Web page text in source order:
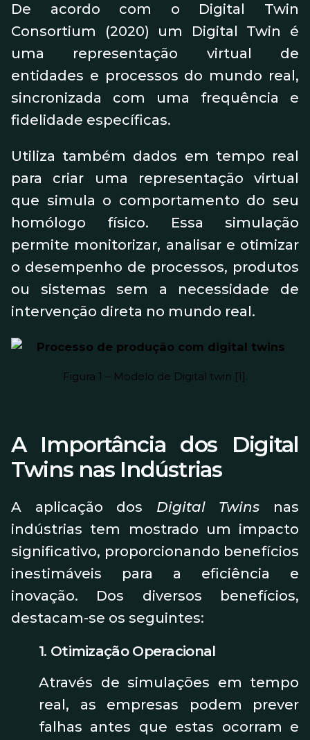
De acordo com o Digital Twin
Consortium (2020) um Digital Twin é
uma representação virtual de
entidades e processos do mundo real,
sincronizada com uma frequência e
fidelidade específicas.
Utiliza também dados em tempo real
para criar uma representação virtual
que simula o comportamento do seu
homólogo físico. Essa simulação
permite monitorizar, analisar e otimizar
o desempenho de processos, produtos
ou sistemas sem a necessidade de
intervenção direta no mundo real.
Figura 1 – Modelo de Digital twin [1].
A Importância dos Digital
Twins nas Indústrias
A aplicação dos Digital Twins nas
indústrias tem mostrado um impacto
significativo, proporcionando benefícios
inestimáveis para a eficiência e
inovação. Dos diversos benefícios,
destacam-se os seguintes:
1. Otimização Operacional
Através de simulações em tempo
real, as empresas podem prever
falhas antes que estas ocorram e